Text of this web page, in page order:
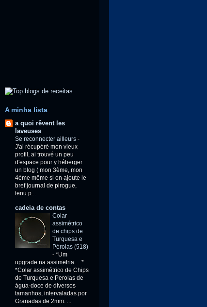
A minha lista
a quoi rêvent les
laveuses
Se reconnecter ailleurs -
J'ai récupéré mon vieux
profil, ai trouvé un peu
d'espace pour y héberger
un blog ( mon 3ème, mon
4ème même si on ajoute le
bref journal de pirogue,
tenu p...
cadeia de contas
Colar
assimétrico
de chips de
Turquesa e
Pérolas (518)
- *Um
upgrade na assimetria ... *
*Colar assimétrico de Chips
de Turquesa e Perolas de
água-doce de diversos
tamanhos, intervaladas por
Granadas de 2mm. ...